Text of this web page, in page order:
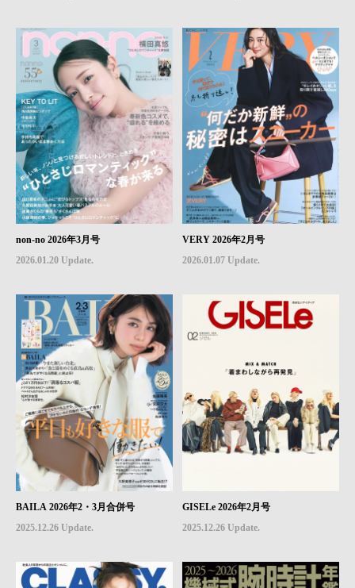
non-no 2026年3月号
2026.01.20 Update.
VERY 2026年2月号
2026.01.07 Update.
BAILA 2026年2・3月合併号
2025.12.26 Update.
GISELe 2026年2月号
2025.12.26 Update.